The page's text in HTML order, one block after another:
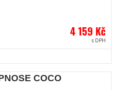
4 159 Kč
s DPH
COCO